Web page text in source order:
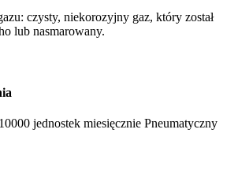
czysty, niekorozyjny gaz, który został
lub nasmarowany.
jednostek miesięcznie Pneumatyczny